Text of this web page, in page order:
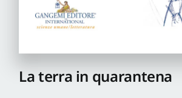
La terra in quarantena